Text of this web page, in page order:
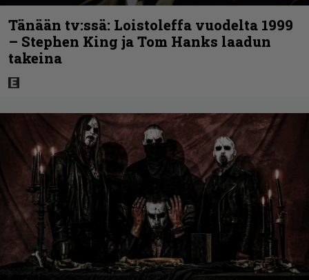
Tänään tv:ssä: Loistoleffa vuodelta 1999
– Stephen King ja Tom Hanks laadun
takeina